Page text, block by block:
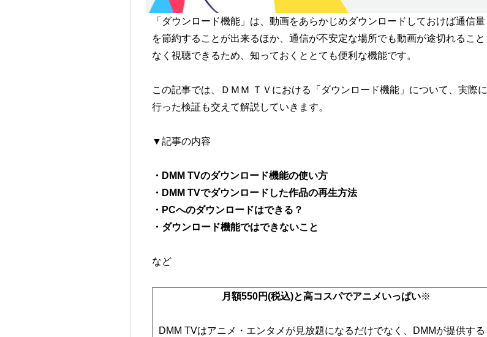
「ダウンロード機能」は、動画をあらかじめダウンロードしておけば通信量
を節約することが出来るほか、通信が不安定な場所でも動画が途切れること
なく視聴できるため、知っておくととても便利な機能です。
この記事では、ＤＭＭ ＴＶにおける「ダウンロード機能」について、実際に
行った検証も交えて解説していきます。
▼記事の内容
・DMM TVのダウンロード機能の使い方
・DMM TVでダウンロードした作品の再生方法
・PCへのダウンロードはできる？
・ダウンロード機能ではできないこと
など
月額550円(税込)と高コスパでアニメいっぱい※
DMM TVはアニメ・エンタメが見放題になるだけでなく、DMMが提供する